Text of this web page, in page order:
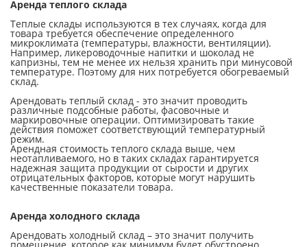
Аренда теплого склада
Теплые склады используются в тех случаях, когда для
товара требуется обеспечение определенного
микроклимата (температуры, влажности, вентиляции).
Например, ликероводочные напитки и шоколад не
капризны, тем не менее их нельзя хранить при минусовой
температуре. Поэтому для них потребуется обогреваемый
склад.
Арендовать теплый склад - это значит проводить
различные подсобные работы, фасовочные и
маркировочные операции. Оптимизировать такие
действия поможет соответствующий температурный
режим.
Арендная стоимость теплого склада выше, чем
неотапливаемого, но в таких складах гарантируется
надежная защита продукции от сырости и других
отрицательных факторов, которые могут нарушить
качественные показатели товара.
Аренда холодного склада
Арендовать холодный склад – это значит получить